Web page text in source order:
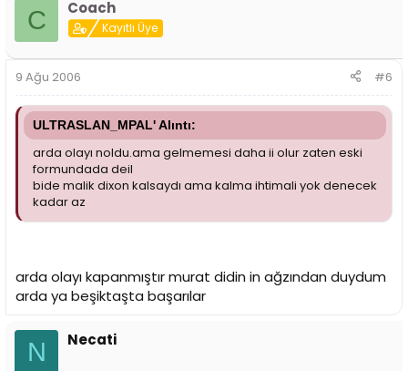
C Coach
Kayıtlı Üye
9 Ağu 2006 #6
ULTRASLAN_MPAL' Alıntı:
arda olayı noldu.ama gelmemesi daha ii olur zaten eski
formundada deil
bide malik dixon kalsaydı ama kalma ihtimali yok denecek
kadar az
arda olayı kapanmıştır murat didin in ağzından duydum
arda ya beşiktaşta başarılar
N Necati